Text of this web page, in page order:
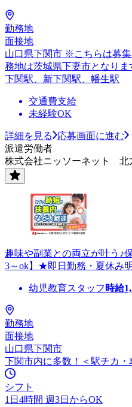
勤務地
面接地
山口県下関市 ※こちらは募
務地は茨城県下妻市となりま
下関駅、新下関駅、幡生駅
交通費支給
未経験OK
詳細を見る
応募画面に進む
派遣労働者
株式会社ニッソーネット 北
趣味や副業との両立が叶う♪
3～ok】★即日勤務・夏休み
幼児教育スタッフ 時給
勤務地
面接地
山口県下関市
下関市内に多数！＜駅チカ・
シフト
1日4時間 週3日からOK